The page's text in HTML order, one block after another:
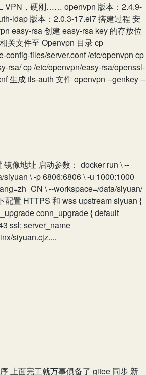
VPN，硬刚…… openvpn 版本：2.4.9-
ldap 版本：2.0.3-17.el7 搭建过程 安
easy-rsa 创建 easy-rsa key 的存放位
关文件至 Openvpn 目录 cp
config-files/server.conf /etc/openvpn cp
rsa/ cp /etc/openvpn/easy-rsa/openssl-
生成 tls-auth 文件 openvpn --genkey --
像地址 启动参数： docker run \ --
\ -p 6806:6806 \ -u 1000:1000
\ --workspace=/data/siyuan/
置 HTTPS 和 wss upstream siyuan {
conn_upgrade { default
ssl; server_name
siyuan.cjz....
上面完工就万事俱备了 gitee 同步 新